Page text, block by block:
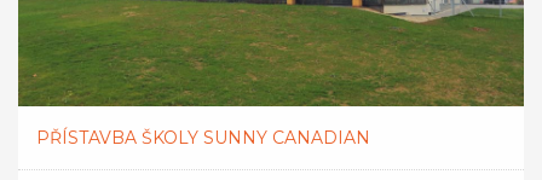
PŘÍSTAVBA ŠKOLY SUNNY CANADIAN